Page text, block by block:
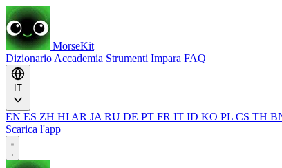
MorseKit
Dizionario Accademia Strumenti Impara FAQ
EN ES ZH HI AR JA RU DE PT FR IT ID KO PL CS TH
Scarica l'app